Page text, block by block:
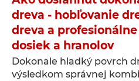
dreva - hobľovanie
dreva a
dosiek a hranolov
Dokonale hladký povrch
výsledkom správnej